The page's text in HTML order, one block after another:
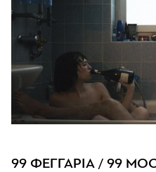
99 ΦΕΓΓΑΡΙΑ / 99